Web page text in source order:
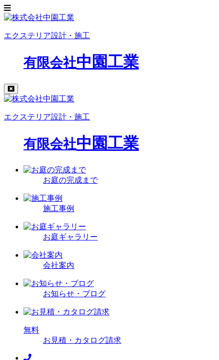
エクステリア設計・施工
有限会社中園工業
エクステリア設計・施工
有限会社中園工業
お庭の完成まで
施工事例
お庭ギャラリー
会社案内
お知らせ・ブログ
無料
お見積・カタログ請求